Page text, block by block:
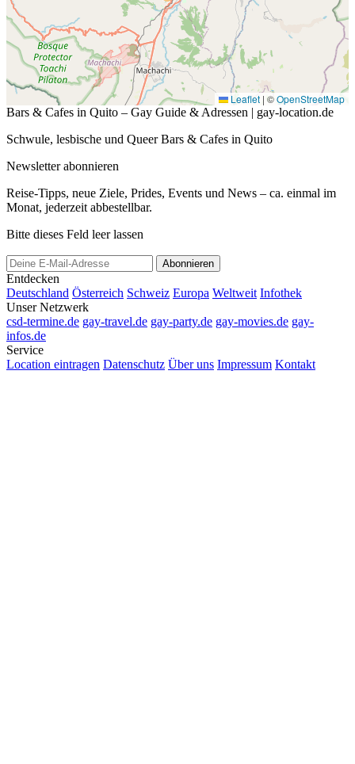
Leaflet | ©OpenStreetMap
Bars & Cafes in Quito – Gay Guide & Adressen | gay-location.de
Schwule, lesbische und Queer Bars & Cafes in Quito
Newsletter abonnieren
Reise-Tipps, neue Ziele, Prides, Events und News – ca. einmal im
Monat, jederzeit abbestellbar.
Bitte dieses Feld leer lassen
Abonnieren
Entdecken
Deutschland Österreich Schweiz Europa Weltweit Infothek
Unser Netzwerk
csd-termine.de gay-travel.de gay-party.de gay-movies.de gay-
infos.de
Service
Location eintragen Datenschutz Über uns Impressum Kontakt